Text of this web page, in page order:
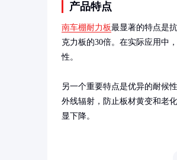
产品特点
南车棚耐力板最显著的特点是
克力板的30倍。在实际应用中
性。
另一个重要特点是优异的耐候
外线辐射，防止板材黄变和老
显下降。